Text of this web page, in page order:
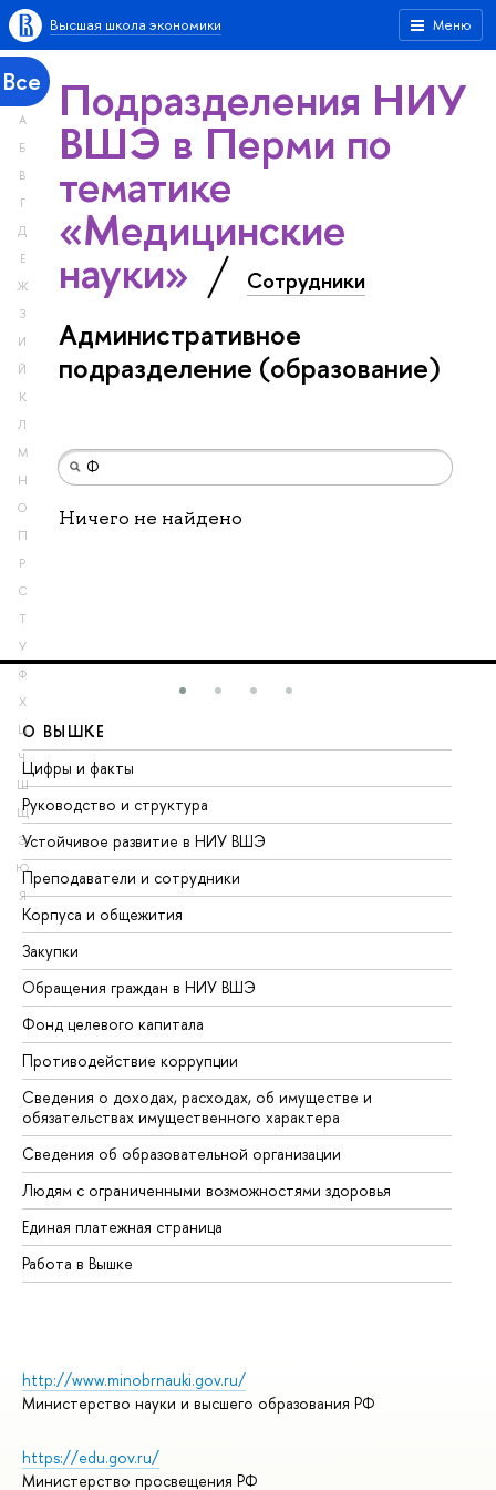
Меню
Высшая школа экономики
Все
А
Б
В
Г
Д
Е
Ж
З
И
Й
К
Л
М
Н
О
П
Р
С
Т
У
Ф
Х
Ц
Ч
Ш
Щ
Э
Ю
Я
Подразделения НИУ
ВШЭ в Перми по
тематике
«Медицинские
науки» Сотрудники
Административное
подразделение (образование)
Ничего не найдено
О ВЫШКЕ
Цифры и факты
Руководство и структура
Устойчивое развитие в НИУ ВШЭ
Преподаватели и сотрудники
Корпуса и общежития
Закупки
Обращения граждан в НИУ ВШЭ
Фонд целевого капитала
Противодействие коррупции
Сведения о доходах, расходах, об имуществе и
обязательствах имущественного характера
Сведения об образовательной организации
Людям с ограниченными возможностями здоровья
Единая платежная страница
Работа в Вышке
http://www.minobrnauki.gov.ru/
Министерство науки и высшего образования РФ
https://edu.gov.ru/
Министерство просвещения РФ